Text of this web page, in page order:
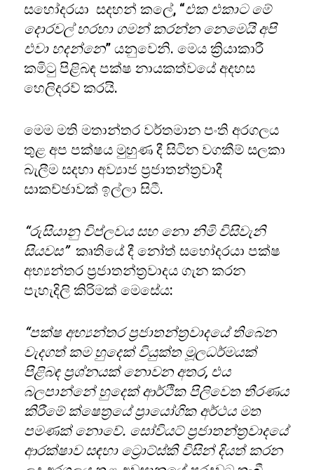
සහෝදරයා සදහන් කලේ, “එක එකාට මේ
දොරවල් හරහා ගමන් කරන්න නෙමෙයි අපි
එවා හදන්නෙ” යනුවෙනි. මෙය ක්‍රියාකාරී
කමිටු පිළිබඳ පක්ෂ නායකත්වයේ අදහස
හෙලිදරව් කරයි.
මෙම මති මතාන්තර වර්තමාන පංති අරගලය
තුළ අප පක්ෂය මුහුණ දී සිටින වගකීම් සලකා
බැලීම සදහා අව්‍යාජ ප්‍රජාතන්ත්‍රවාදී
සාකච්ඡාවක් ඉල්ලා සිටී.
“රුසියානු විප්ලවය සහ නො නිමි විසිවැනි
සියවස” කෘතියේ දී නෝත් සහෝදරයා පක්ෂ
අභ්‍යන්තර ප්‍රජාතන්ත්‍රවාදය ගැන කරන
පැහැදිලි කිරිමක් මෙසේය:
“පක්ෂ අභ්‍යන්තර ප්‍රජාතන්ත්‍රවාදයේ තිබෙන
වැදගත් කම හුදෙක් වියුක්ත මූලධර්මයක්
පිළිබඳ ප්‍රශ්නයක් නොවන අතර, එය
බලපාන්නේ හුදෙක් ආර්ථික පිලිවෙත තීරණය
කිරීමේ ක්ෂෙත්‍රයේ ප්‍රායෝගික අර්ථය මත
පමණක් නොවේ. සෝවියට් ප්‍රජාතන්ත්‍රවාදයේ
ආරක්ෂාව සඳහා ට්‍රොට්ස්කි විසින් දියත් කරන